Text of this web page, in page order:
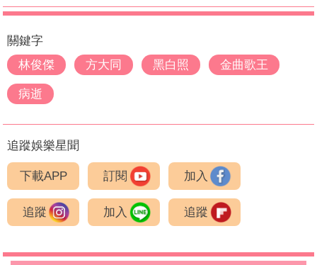
關鍵字
林俊傑
方大同 黑白照 金曲歌王
病逝
追蹤娛樂星聞
下載APP 訂閱 加入
追蹤 加入 追蹤